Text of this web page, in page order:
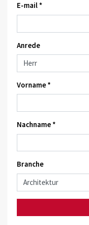
E-mail *
Anrede
Vorname *
Nachname *
Branche